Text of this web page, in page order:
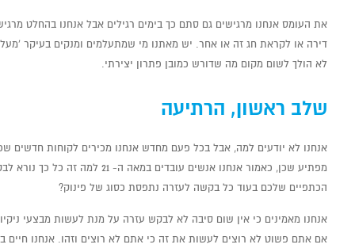
את העומס אנחנו מרגישים גם סתם כך בימים רגילים אבל אנחנו בהחלט
דירה או לקראת חג זה או אחר. יש מאתנו מי שמתעלמים ומנקים בעיקר
לא הולך לשום מקום מה שדורש כמובן פתרון יצירתי.
שלב ראשון, הרתיעה
אנחנו לא יודעים למה, אבל בכל פעם מחדש אנחנו מכירים לקוחות חדשים
מפתיע שכן, כאמור אנחנו אנשים
הכתפיים שלכם בעוד כל בקשה לעזרה נתפסת כסוג של פינוק?
אנחנו מאמינים כי אין שום סיבה לא לבקש עזרה על מנת לעשות מבצעי
אם אתם פשוט לא רוצים לעשות את זה כי אתם לא רוצים וזהו. אנחנו חיים